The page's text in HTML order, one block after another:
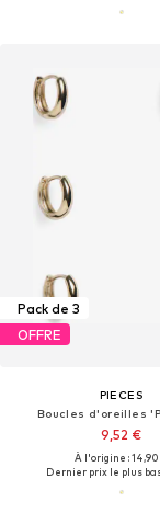
Pack de 3
OFFRE
PIECES
Boucles d'oreilles
9,52 €
À l'origine :
Dernier prix le plus